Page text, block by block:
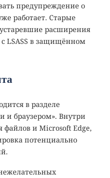
предупреждение о
работает. Старые
расширения
LSASS в защищённом
в разделе
и браузером». Внутри
и Microsoft Edge,
потенциально